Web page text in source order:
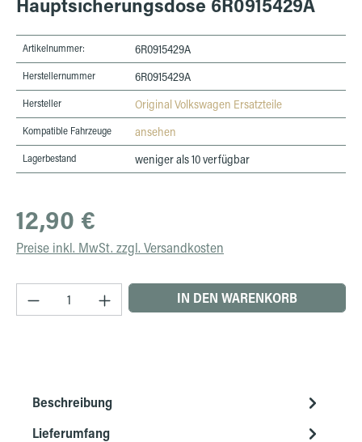
Artikelnummer: 6R0915429A
Herstellernummer 6R0915429A
Hersteller Original Volkswagen Ersatzteile
Kompatible Fahrzeuge ansehen
Lagerbestand weniger als 10 verfügbar
Regulärer Preis:
12,90 €
Preise inkl. MwSt. zzgl. Versandkosten
Produkt Anzahl: Gib den gewünschten Wert
IN DEN WARENKORB
Beschreibung
Lieferumfang